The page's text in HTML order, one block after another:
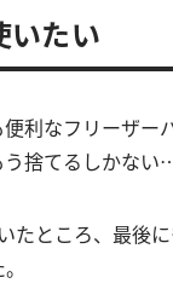
いたい
利なフリーザー
捨てるしかな
たところ、最後